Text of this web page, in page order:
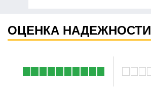
ОЦЕНКА НАДЕЖНОСТИ